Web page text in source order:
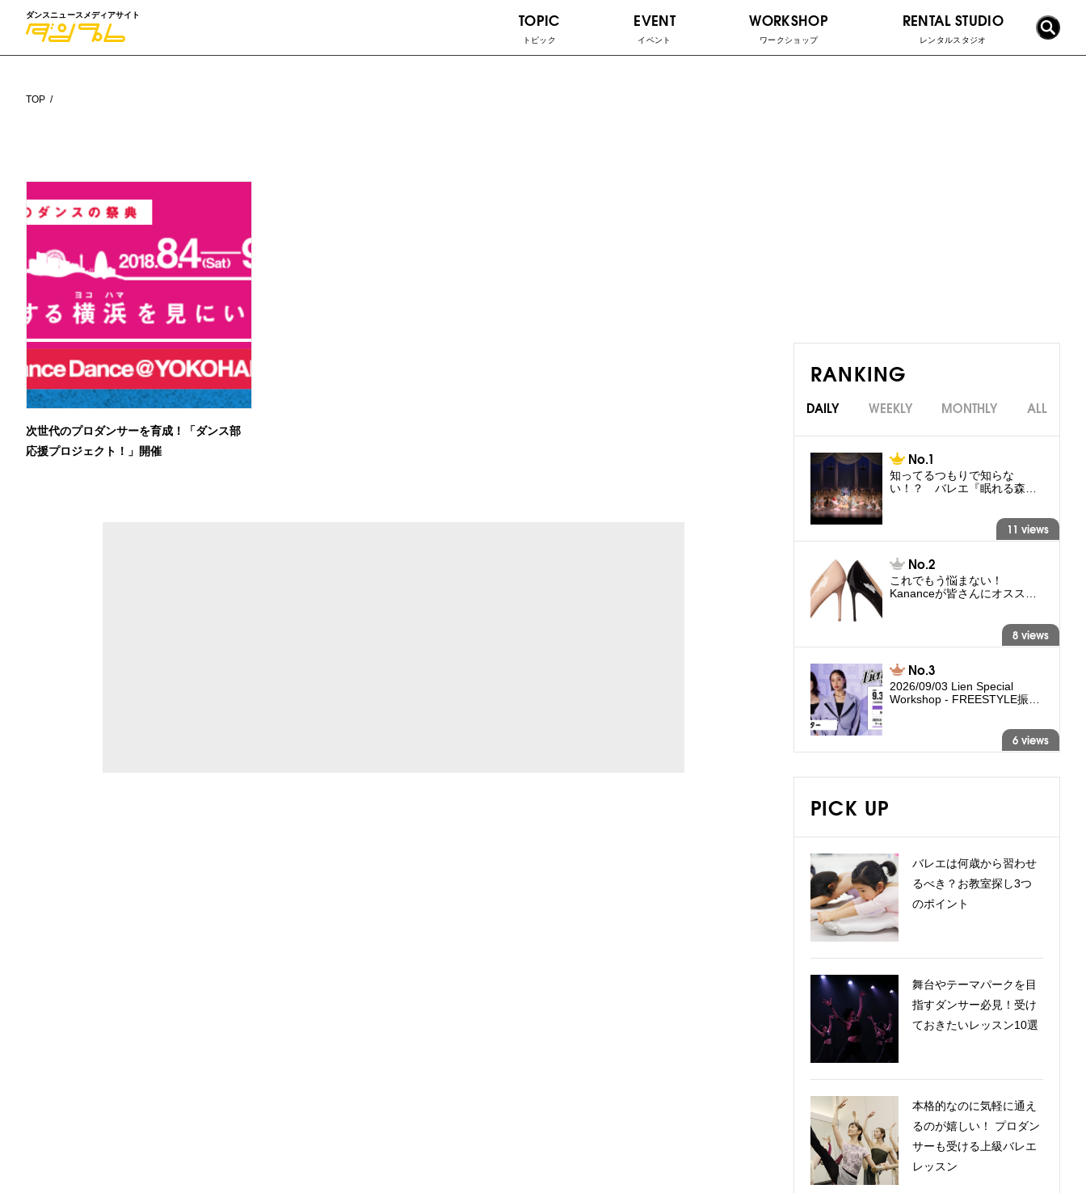
ダンスニュースメディアサイト TOPIC
トピック
EVENT
イベント
WORKSHOP
ワークショップ
RENTAL STUDIO
レンタルスタジオ
TOP
次世代のプロダンサーを育成！「ダンス部
応援プロジェクト！」開催
RANKING
DAILY WEEKLY MONTHLY ALL
知ってるつもりで知らな
い！？ バレエ『眠れる森…
11 views
これでもう悩まない！
Kananceが皆さんにオスス…
8 views
2026/09/03 Lien Special
Workshop - FREESTYLE振…
6 views
PICK UP
バレエは何歳から習わせ
るべき？お教室探し3つ
のポイント
舞台やテーマパークを目
指すダンサー必見！受け
ておきたいレッスン10選
本格的なのに気軽に通え
るのが嬉しい！ プロダン
サーも受ける上級バレエ
レッスン